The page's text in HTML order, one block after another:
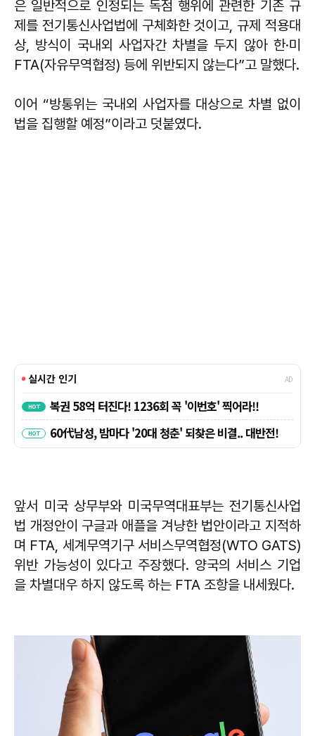
은 일반적으로 인정되는 독점 행위에 관련한 기존 규
제를 전기통신사업법에 구체화한 것이고, 규제 적용대
상, 방식이 국내외 사업자간 차별을 두지 않아 한·미
FTA(자유무역협정) 등에 위반되지 않는다”고 말했다.
이어 “방통위는 국내외 사업자를 대상으로 차별 없이
법을 집행할 예정”이라고 덧붙였다.
앞서 미국 상무부와 미국무역대표부는 전기통신사업
법 개정안이 구글과 애플을 겨냥한 법안이라고 지적하
며 FTA, 세계무역기구 서비스무역협정(WTO GATS)
위반 가능성이 있다고 주장했다. 양국의 서비스 기업
을 차별대우 하지 않도록 하는 FTA 조항을 내세웠다.